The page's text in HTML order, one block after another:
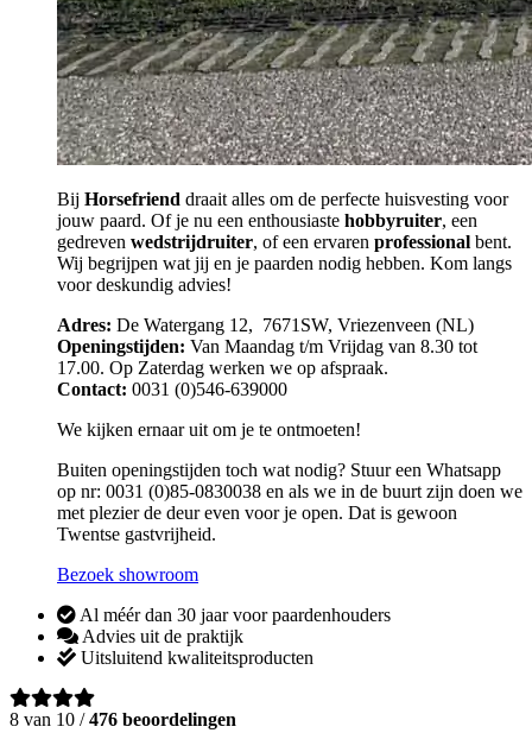
Bij Horsefriend draait alles om de perfecte huisvesting voor
jouw paard. Of je nu een enthousiaste hobbyruiter, een
gedreven wedstrijdruiter, of een ervaren professional bent.
Wij begrijpen wat jij en je paarden nodig hebben. Kom langs
voor deskundig advies!
Adres: De Watergang 12, 7671SW, Vriezenveen (NL)
Openingstijden: Van Maandag t/m Vrijdag van 8.30 tot
17.00. Op Zaterdag werken we op afspraak.
Contact: 0031 (0)546-639000
We kijken ernaar uit om je te ontmoeten!
Buiten openingstijden toch wat nodig? Stuur een Whatsapp
op nr: 0031 (0)85-0830038 en als we in de buurt zijn doen we
met plezier de deur even voor je open. Dat is gewoon
Twentse gastvrijheid.
Bezoek showroom
Al méér dan 30 jaar voor paardenhouders
Advies uit de praktijk
Uitsluitend kwaliteitsproducten
8 van 10 /476 beoordelingen